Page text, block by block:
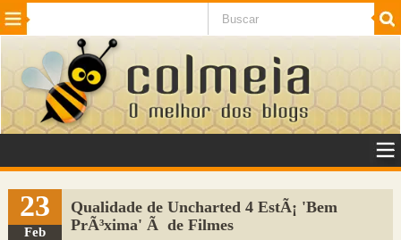
Beleza Cinema e TV
Internet Jogos NotÃ­cias SaÃºde
VeÃ­culos Adulto
Sugerir Link
Adicionar Blog
23
Feb
Qualidade de Uncharted 4 EstÃ¡ 'Bem
PrÃ³xima' Ã de Filmes